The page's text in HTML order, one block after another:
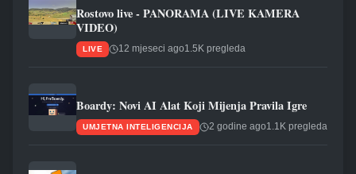
Rostovo live - PANORAMA (LIVE KAMERA
VIDEO)
LIVE 12 mjeseci ago1.5K pregleda
Boardy: Novi AI Alat Koji Mijenja Pravila Igre
UMJETNA INTELIGENCIJA 2 godine ago1.1K pregleda